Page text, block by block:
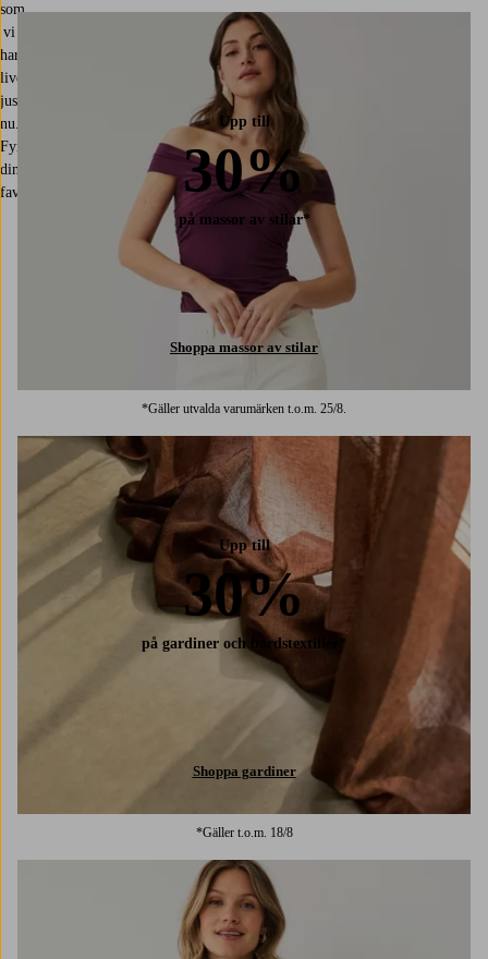
som
vi
har
live
just
nu.
Fynda
dina
favoriter!
Upp till
30%
på massor av stilar*
Shoppa massor av stilar
*Gäller utvalda varumärken t.o.m. 25/8.
Upp till
30%
på gardiner och bordstextilier*
Shoppa gardiner
*Gäller t.o.m. 18/8